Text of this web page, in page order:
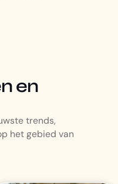
en
trends,
het gebied van